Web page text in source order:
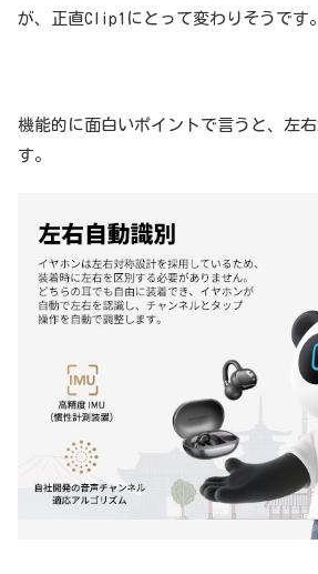
が、正直Clip1にとって変わりそうです。
機能的に面白いポイントで言うと、左
す。